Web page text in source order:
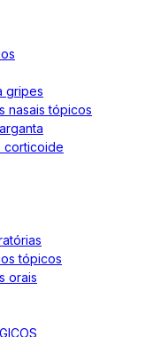
gripes
nasais tópicos
corticoide
tópicos
orais